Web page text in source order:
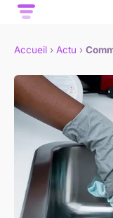
Accueil › Actu ›